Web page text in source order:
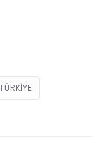
TÜRKIYE